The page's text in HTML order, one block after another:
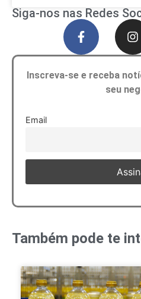
Siga-nos nas Redes
Inscreva-se e receba
seu
Email
Também pode te